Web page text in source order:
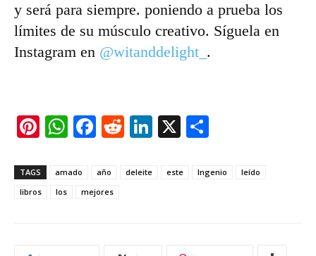
y será para siempre. poniendo a prueba los
límites de su músculo creativo. Síguela en
Instagram en @witanddelight_ .
Pi
er
e
W
at
F
c
e
R
d
Li
X
ar
TAGS amado año deleite este Ingenio
leído
libros
los mejores